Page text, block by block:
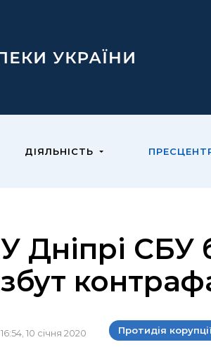
ДІЯЛЬНІСТЬ
У Дніпрі СБУ
збут
16:54, 10 січня 2020 Протидія